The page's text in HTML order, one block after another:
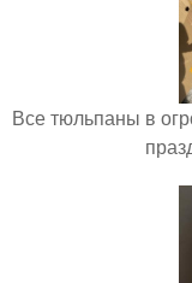
Все тюльпаны в